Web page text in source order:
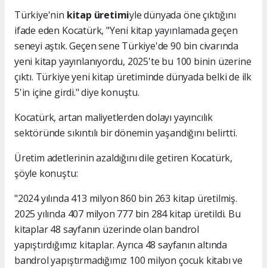
Türkiye'nin kitap üretimiyle dünyada öne çıktığını
ifade eden Kocatürk, "Yeni kitap yayınlamada geçen
seneyi aştık. Geçen sene Türkiye'de 90 bin civarında
yeni kitap yayınlanıyordu, 2025'te bu 100 binin üzerine
çıktı. Türkiye yeni kitap üretiminde dünyada belki de ilk
5'in içine girdi." diye konuştu.
Kocatürk, artan maliyetlerden dolayı yayıncılık
sektöründe sıkıntılı bir dönemin yaşandığını belirtti.
Üretim adetlerinin azaldığını dile getiren Kocatürk,
şöyle konuştu:
"2024 yılında 413 milyon 860 bin 263 kitap üretilmiş.
2025 yılında 407 milyon 777 bin 284 kitap üretildi. Bu
kitaplar 48 sayfanın üzerinde olan bandrol
yapıştırdığımız kitaplar. Ayrıca 48 sayfanın altında
bandrol yapıştırmadığımız 100 milyon çocuk kitabı ve